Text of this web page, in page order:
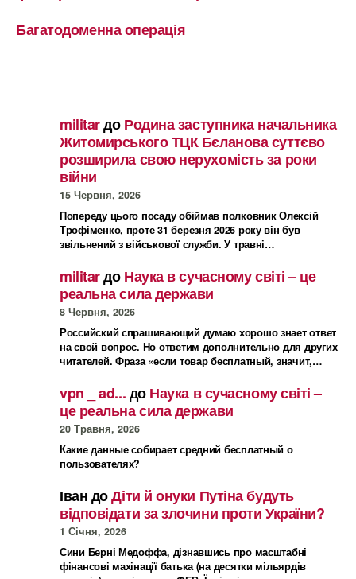
Багатодоменна операція
militarдоРодина заступника начальника
Житомирського ТЦК Бєланова суттєво
розширила свою нерухомість за роки
війни
15 Червня, 2026
Попереду цього посаду обіймав полковник Олексій
Трофіменко, проте 31 березня 2026 року він був
звільнений з військової служби. У травні…
militarдоНаука в сучасному світі – це
реальна сила держави
8 Червня, 2026
Российский спрашивающий думаю хорошо знает ответ
на свой вопрос. Но ответим дополнительно для других
читателей. Фраза «если товар бесплатный, значит,…
vpn _ ad...доНаука в сучасному світі –
це реальна сила держави
20 Травня, 2026
Какие данные собирает средний бесплатный о
пользователях?
ІвандоДіти й онуки Путіна будуть
відповідати за злочини проти України?
1 Січня, 2026
Сини Берні Медоффа, дізнавшись про масштабні
фінансові махінації батька (на десятки мільярдів